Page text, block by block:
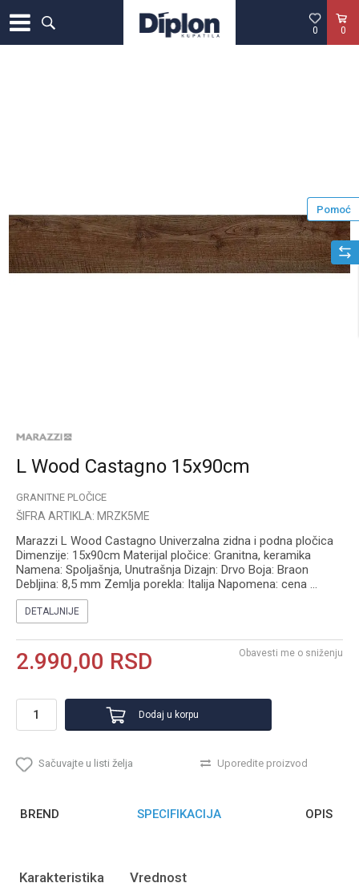
0
0
L Wood Castagno 15x90cm
GRANITNE PLOČICE
ŠIFRA ARTIKLA: MRZK5ME
Marazzi L Wood Castagno Univerzalna zidna i podna pločica
Dimenzije: 15x90cm Materijal pločice: Granitna, keramika
Namena: Spoljašnja, Unutrašnja Dizajn: Drvo Boja: Braon
Debljina: 8,5 mm Zemlja porekla: Italija Napomena: cena ...
DETALJNIJE
2.990,00 RSD Obavesti me o sniženju
Dodaj u korpu
Sačuvajte u listi želja Uporedite proizvod
Pomoć
BREND SPECIFIKACIJA OPIS
Karakteristika
Vrednost